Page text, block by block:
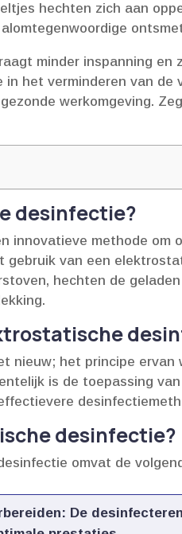
hechten zich aan
minder inspanning
het verminderen van
werkomgeving.​
desinfectie?
innovatieve methode om
gebruik van een
hechten de
nieuw; het principe
is de toepassing
desinfectie?
omvat de
: De